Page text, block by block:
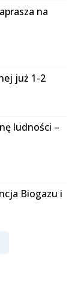
na
już 1-2
ludności –
Biogazu i